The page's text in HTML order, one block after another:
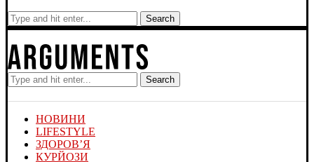
Search
Search
НОВИНИ
LIFESTYLE
ЗДОРОВ’Я
КУРЙОЗИ